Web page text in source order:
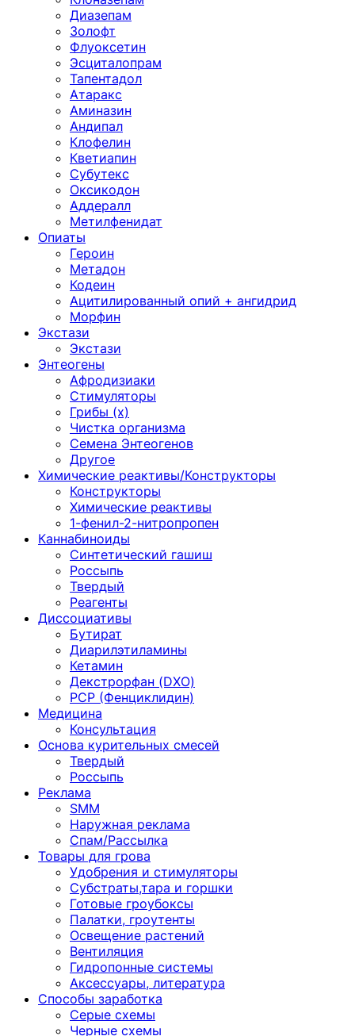
Диазепам
Золофт
Флуоксетин
Эсциталопрам
Тапентадол
Атаракс
Аминазин
Андипал
Клофелин
Кветиапин
Субутекс
Оксикодон
Аддералл
Метилфенидат
Опиаты
Героин
Метадон
Кодеин
Ацитилированный опий + ангидрид
Морфин
Экстази
Экстази
Энтеогены
Афродизиаки
Стимуляторы
Грибы (х)
Чистка организма
Семена Энтеогенов
Другое
Химические реактивы/Конструкторы
Конструкторы
Химические реактивы
1-фенил-2-нитропропен
Каннабиноиды
Синтетический гашиш
Россыпь
Твердый
Реагенты
Диссоциативы
Бутират
Диарилэтиламины
Кетамин
Декстрорфан (DXO)
PCP (Фенциклидин)
Медицина
Консультация
Основа курительных смесей
Твердый
Россыпь
Реклама
SMM
Наружная реклама
Спам/Рассылка
Товары для грова
Удобрения и стимуляторы
Субстраты,тара и горшки
Готовые гроубоксы
Палатки, гроутенты
Освещение растений
Вентиляция
Гидропонные системы
Аксессуары, литература
Способы заработка
Серые схемы
Черные схемы